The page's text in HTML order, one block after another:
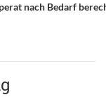
nach Bedarf